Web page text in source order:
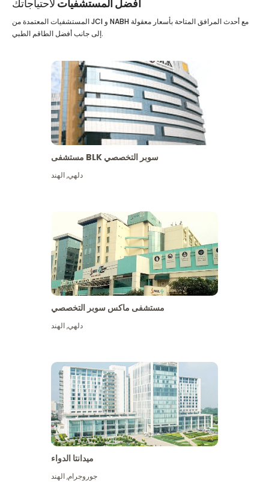
أفضل المستشفيات لاحتياجاتك
المستشفيات المعتمدة من JCI و NABH مع أحدث المرافق المتاحة بأسعار معقولة
إلى جانب أفضل الطاقم الطبي.
مستشفى BLK سوبر التخصصي
دلهي,الهند
مستشفى ماكس سوبر التخصصي
دلهي,الهند
ميدانتا الدواء
جوروجرام,الهند